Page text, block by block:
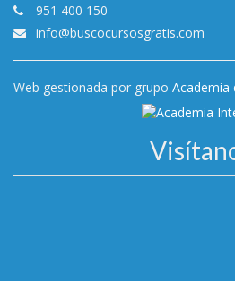
951 400 150
info@buscocursosgratis.com
Web gestionada por grupo Academia